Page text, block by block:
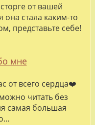
от вашей
она стала каким-то
представьте себе!
мне
от всего сердца❤️
читать без
самая большая